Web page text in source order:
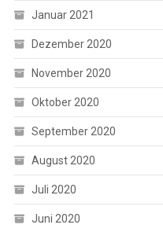
Januar 2021
Dezember 2020
November 2020
Oktober 2020
September 2020
August 2020
Juli 2020
Juni 2020